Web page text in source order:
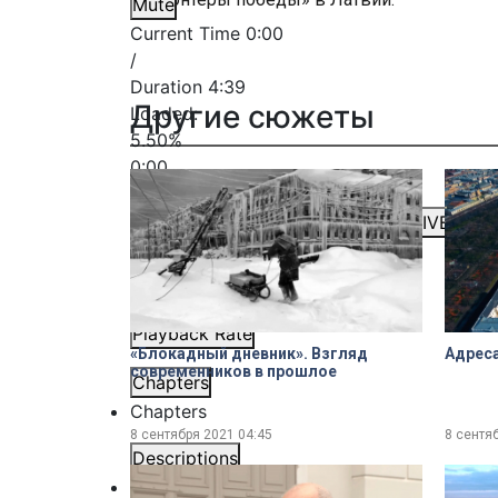
Mute
Current Time 0:00
/
Duration 4:39
Loaded:
5.50%
0:00
Stream TypeLIVE
Seek to live, currently behind liveLIVE
Remaining Time-4:39
Playback Rate
Chapters
Chapters
Descriptions
descriptions off , selected
Другие сюжеты
«Блокадный дневник». Взгляд
современников в прошлое
8 сентября 2021 04:45 8